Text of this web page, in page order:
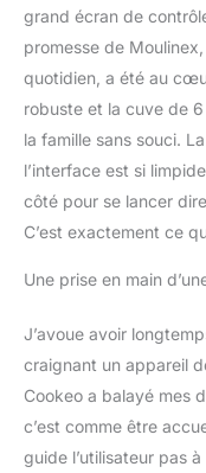
grand écran de
promesse de
quotidien, a été au
robuste et la cuve de
la famille sans souci.
l’interface est si
côté pour se lancer
C’est exactement ce
Une prise en main
J’avoue avoir
craignant un appareil
Cookeo a balayé mes
c’est comme être
guide l’utilisateur pas